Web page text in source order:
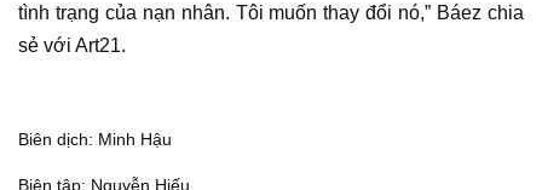
tình trạng của nạn nhân. Tôi muốn thay đổi nó,” Báez chia
sẻ với Art21.
Biên dịch: Minh Hậu
Biên tập: Nguyễn Hiếu